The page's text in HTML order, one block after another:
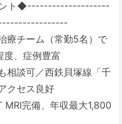
ント◆--------------------
療チーム（常勤5名）で
度、症例豊富
相談可／西鉄貝塚線「千
クセス良好
MRI完備、年収最大1,800